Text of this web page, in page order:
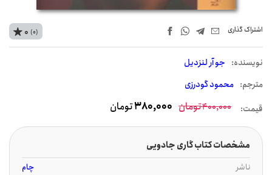
اشتراک‌ گذاری
نويسنده: جو آر لنزدیل
مترجم: محمود گودرزی
0 (0)
قیمت: 400,000تومان 380,000تومان
مشخصات کتاب گاری جادویی
ناشر
چام